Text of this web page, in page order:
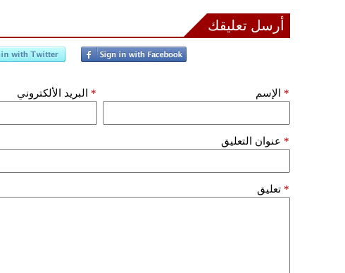
أرسل تعليقك
الإسم * البريد الألكتروني *
عنوان التعليق *
تعليق *